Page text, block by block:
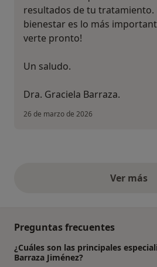
resultados de tu tratamiento.
bienestar es lo más
verte pronto!
Un saludo.
Dra. Graciela Barraza.
26 de marzo de 2026
Ver más
Preguntas frecuentes
¿Cuáles son las principales
Barraza Jiménez?